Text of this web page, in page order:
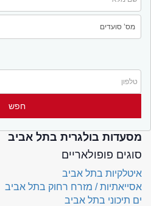
מסעדות בולגרית בתל אביב
סוגים פופולאריים
איטלקיות בתל אביב
אסייאתיות / מזרח רחוק בתל אביב
ים תיכוני בתל אביב